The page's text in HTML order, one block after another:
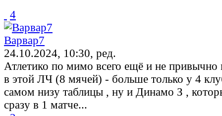
4
Варвар7
24.10.2024, 10:30, ред.
Атлетико по мимо всего ещё и не привычно
в этой ЛЧ (8 мячей) - больше только у 4
самом низу таблицы , ну и Динамо З ,
сразу в 1 матче...